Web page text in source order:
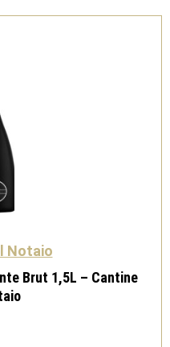
Notaio
Brut 1,5L – Cantine